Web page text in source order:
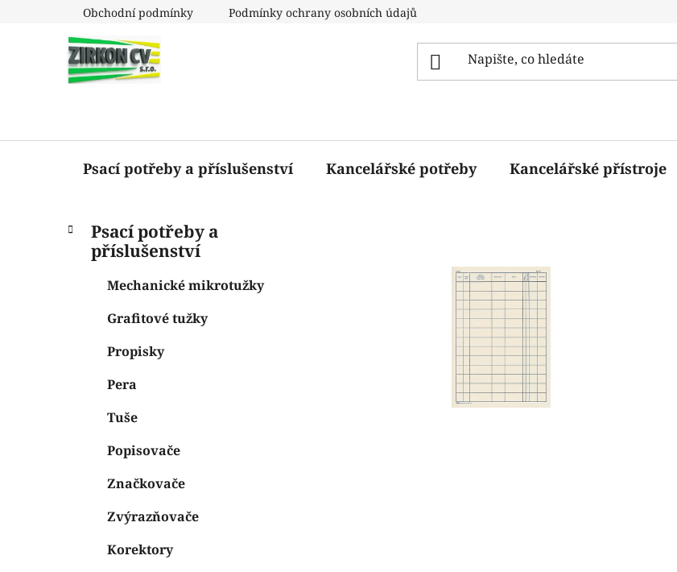
Obchodní podmínky Podmínky ochrany osobních údajů
Psací potřeby a příslušenství Kancelářské potřeby Kancelářské přístroje
P
o
kategorie
K
a
Psací potřeby a
příslušenství
Mechanické mikrotužky
Grafitové tužky
Propisky
Pera
Tuše
Popisovače
Značkovače
Zvýrazňovače
Korektory